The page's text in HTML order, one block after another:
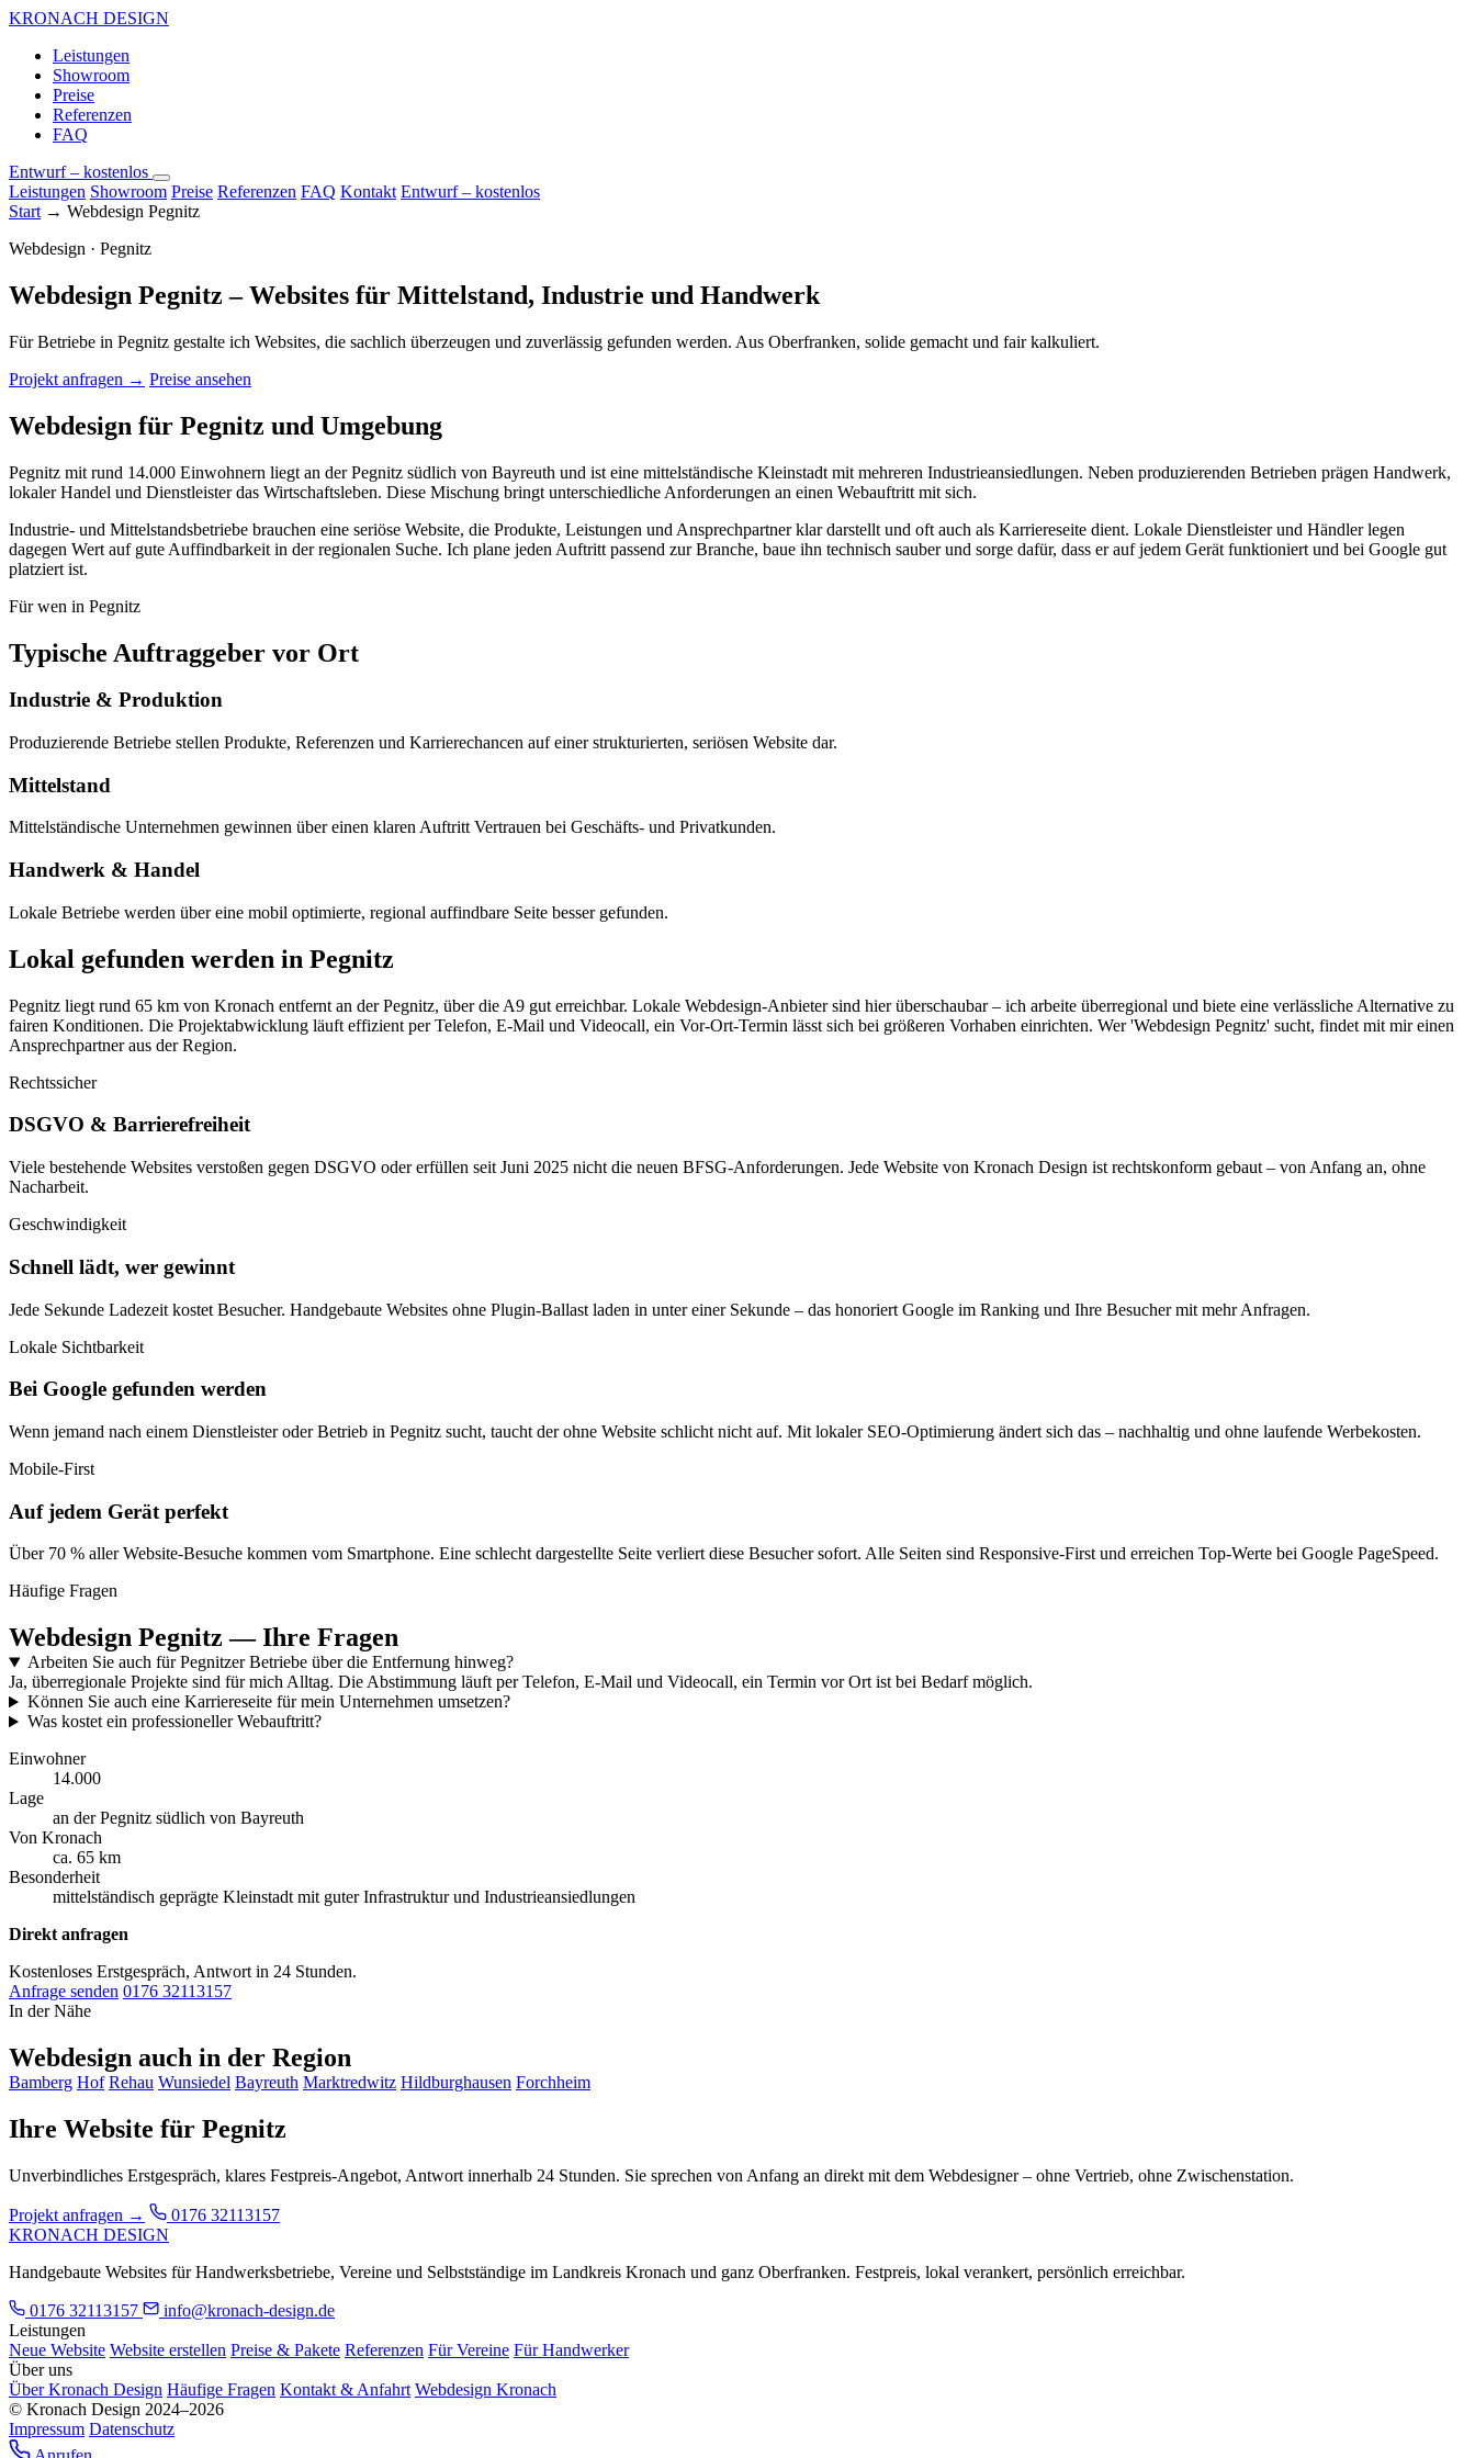
KRONACH DESIGN
Leistungen
Showroom
Preise
Referenzen
FAQ
Entwurf – kostenlos
Leistungen Showroom Preise Referenzen FAQ Kontakt Entwurf – kostenlos
Start → Webdesign Pegnitz
Webdesign · Pegnitz
Webdesign Pegnitz – Websites für Mittelstand, Industrie und Handwerk
Für Betriebe in Pegnitz gestalte ich Websites, die sachlich überzeugen und zuverlässig gefunden werden. Aus Oberfranken, solide gemacht und fair kalkuliert.
Projekt anfragen → Preise ansehen
Webdesign für Pegnitz und Umgebung
Pegnitz mit rund 14.000 Einwohnern liegt an der Pegnitz südlich von Bayreuth und ist eine mittelständische Kleinstadt mit mehreren Industrieansiedlungen. Neben produzierenden Betrieben prägen Handwerk,
lokaler Handel und Dienstleister das Wirtschaftsleben. Diese Mischung bringt unterschiedliche Anforderungen an einen Webauftritt mit sich.
Industrie- und Mittelstandsbetriebe brauchen eine seriöse Website, die Produkte, Leistungen und Ansprechpartner klar darstellt und oft auch als Karriereseite dient. Lokale Dienstleister und Händler legen
dagegen Wert auf gute Auffindbarkeit in der regionalen Suche. Ich plane jeden Auftritt passend zur Branche, baue ihn technisch sauber und sorge dafür, dass er auf jedem Gerät funktioniert und bei Google gut
platziert ist.
Für wen in Pegnitz
Typische Auftraggeber vor Ort
Industrie & Produktion
Produzierende Betriebe stellen Produkte, Referenzen und Karrierechancen auf einer strukturierten, seriösen Website dar.
Mittelstand
Mittelständische Unternehmen gewinnen über einen klaren Auftritt Vertrauen bei Geschäfts- und Privatkunden.
Handwerk & Handel
Lokale Betriebe werden über eine mobil optimierte, regional auffindbare Seite besser gefunden.
Lokal gefunden werden in Pegnitz
Pegnitz liegt rund 65 km von Kronach entfernt an der Pegnitz, über die A9 gut erreichbar. Lokale Webdesign-Anbieter sind hier überschaubar – ich arbeite überregional und biete eine verlässliche Alternative zu
fairen Konditionen. Die Projektabwicklung läuft effizient per Telefon, E-Mail und Videocall, ein Vor-Ort-Termin lässt sich bei größeren Vorhaben einrichten. Wer 'Webdesign Pegnitz' sucht, findet mit mir einen
Ansprechpartner aus der Region.
Rechtssicher
DSGVO & Barrierefreiheit
Viele bestehende Websites verstoßen gegen DSGVO oder erfüllen seit Juni 2025 nicht die neuen BFSG-Anforderungen. Jede Website von Kronach Design ist rechtskonform gebaut – von Anfang an, ohne
Nacharbeit.
Geschwindigkeit
Schnell lädt, wer gewinnt
Jede Sekunde Ladezeit kostet Besucher. Handgebaute Websites ohne Plugin-Ballast laden in unter einer Sekunde – das honoriert Google im Ranking und Ihre Besucher mit mehr Anfragen.
Lokale Sichtbarkeit
Bei Google gefunden werden
Wenn jemand nach einem Dienstleister oder Betrieb in Pegnitz sucht, taucht der ohne Website schlicht nicht auf. Mit lokaler SEO-Optimierung ändert sich das – nachhaltig und ohne laufende Werbekosten.
Mobile-First
Auf jedem Gerät perfekt
Über 70 % aller Website-Besuche kommen vom Smartphone. Eine schlecht dargestellte Seite verliert diese Besucher sofort. Alle Seiten sind Responsive-First und erreichen Top-Werte bei Google PageSpeed.
Häufige Fragen
Webdesign Pegnitz — Ihre Fragen
Arbeiten Sie auch für Pegnitzer Betriebe über die Entfernung hinweg?
Ja, überregionale Projekte sind für mich Alltag. Die Abstimmung läuft per Telefon, E-Mail und Videocall, ein Termin vor Ort ist bei Bedarf möglich.
Können Sie auch eine Karriereseite für mein Unternehmen umsetzen?
Was kostet ein professioneller Webauftritt?
Einwohner
14.000
Lage
an der Pegnitz südlich von Bayreuth
Von Kronach
ca. 65 km
Besonderheit
mittelständisch geprägte Kleinstadt mit guter Infrastruktur und Industrieansiedlungen
Direkt anfragen
Kostenloses Erstgespräch, Antwort in 24 Stunden.
Anfrage senden 0176 32113157
In der Nähe
Webdesign auch in der Region
Bamberg Hof Rehau Wunsiedel Bayreuth Marktredwitz Hildburghausen Forchheim
Ihre Website für Pegnitz
Unverbindliches Erstgespräch, klares Festpreis-Angebot, Antwort innerhalb 24 Stunden. Sie sprechen von Anfang an direkt mit dem Webdesigner – ohne Vertrieb, ohne Zwischenstation.
Projekt anfragen →
0176 32113157
KRONACH DESIGN
Handgebaute Websites für Handwerksbetriebe, Vereine und Selbstständige im Landkreis Kronach und ganz Oberfranken. Festpreis, lokal verankert, persönlich erreichbar.
0176 32113157
info@kronach-design.de
Leistungen
Neue Website Website erstellen Preise & Pakete Referenzen Für Vereine Für Handwerker
Über uns
Über Kronach Design Häufige Fragen Kontakt & Anfahrt Webdesign Kronach
© Kronach Design 2024–2026
Impressum Datenschutz